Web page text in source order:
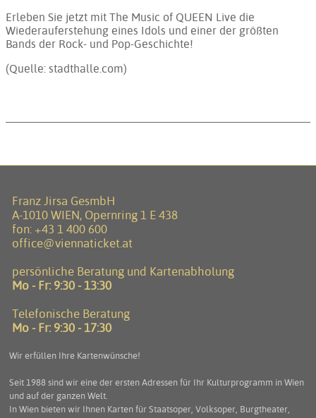
Erleben Sie jetzt mit The Music of QUEEN Live die
Wiederauferstehung eines Idols und einer der größten
Bands der Rock- und Pop-Geschichte!
(Quelle: stadthalle.com)
Franz Jirsa GesmbH
A-1010 WIEN, Opernring 1 E 438
fon: +43 1 400 600
office@viennaticket.at
persönliche Beratung und Kartenabholung
Mo - Fr: 9:30 - 13:30
Telefonische Beratung
Mo - Fr: 9:30 - 17:30
Wir erfüllen Ihre Kartenwünsche!
Seit 1988 sind wir eine der ersten Adressen für Ihr Kulturprogramm in Wien
und auf der ganzen Welt.
In Wien bieten wir Ihnen Karten für Staatsoper, Volksoper, Burgtheater,